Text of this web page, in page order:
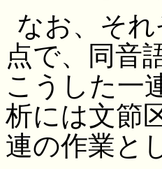
なお、そ
点で、同音
こうした一
析には文節
連の作業と